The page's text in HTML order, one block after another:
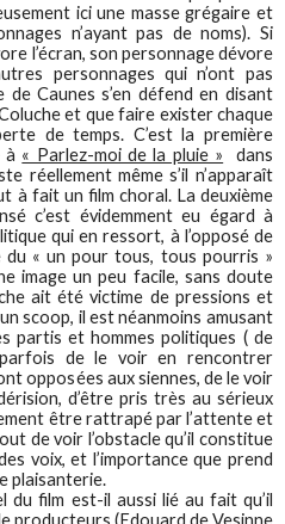
ici une masse grégaire et
n’ayant pas de noms). Si
l’écran, son personnage dévore
personnages qui n’ont pas
Caunes s’en défend en disant
et que faire exister chaque
de temps. C’est la première
à « Parlez-moi de la pluie » dans
réellement même s’il n’apparaît
à fait un film choral. La deuxième
c’est évidemment eu égard à
qui en ressort, à l’opposé de
du « un pour tous, tous pourris »
image un peu facile, sans doute
ait été victime de pressions et
scoop, il est néanmoins amusant
partis et hommes politiques ( de
de le voir en rencontrer
opposées aux siennes, de le voir
d’être pris très au sérieux
être rattrapé par l’attente et
de voir l’obstacle qu’il constitue
voix, et l’importance que prend
plaisanterie.
du film est-il aussi lié au fait qu’il
producteurs (Edouard de Vesinne